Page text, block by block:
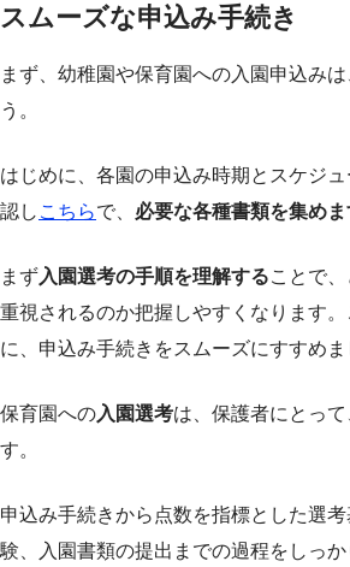
スムーズな申込み手続き
まず、幼稚園や保育園への入園申込み
う。
はじめに、各園の申込み時期とスケジュ
認し こちらで、 必要な各種書類を集めま
まず入園選考の手順を理解することで
重視されるのか把握しやすくなります
に、申込み手続きをスムーズにすすめま
保育園への入園選考は、保護者にとっ
す。
申込み手続きから点数を指標とした選
験、入園書類の提出までの過程をしっ